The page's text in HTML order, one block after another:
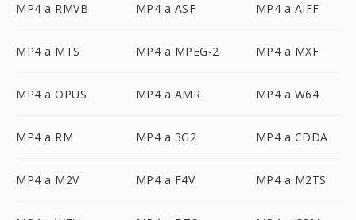
MP4 a RMVB MP4 a ASF MP4 a AIFF
MP4 a MTS MP4 a MPEG-2 MP4 a MXF
MP4 a OPUS MP4 a AMR MP4 a W64
MP4 a RM MP4 a 3G2 MP4 a CDDA
MP4 a M2V MP4 a F4V MP4 a M2TS